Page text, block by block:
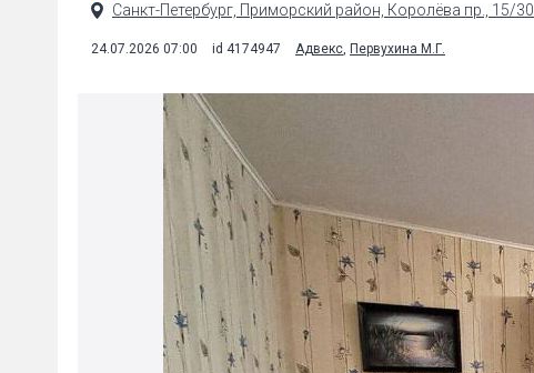
Санкт-Петербург, Приморский район, Королёва пр., 15/30
24.07.2026 07:00 id 4174947 Адвекс, Первухина М.Г.